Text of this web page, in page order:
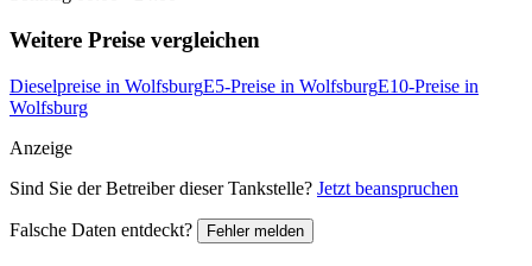
Weitere Preise vergleichen
Dieselpreise in WolfsburgE5-Preise in WolfsburgE10-Preise in
Wolfsburg
Anzeige
Sind Sie der Betreiber dieser Tankstelle? Jetzt beanspruchen
Falsche Daten entdeckt? Fehler melden